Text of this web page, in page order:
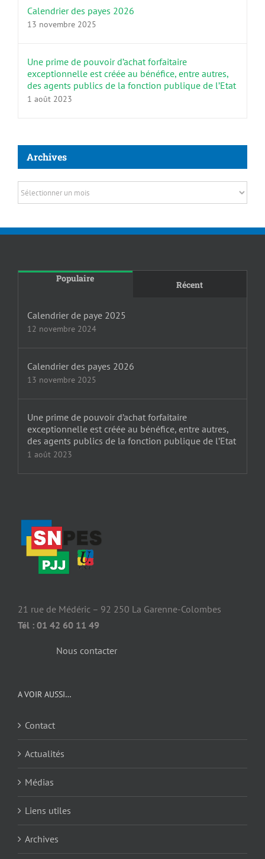
Calendrier des payes 2026
13 novembre 2025
Une prime de pouvoir d’achat forfaitaire
exceptionnelle est créée au bénéfice, entre autres,
des agents publics de la fonction publique de l’Etat
1 août 2023
Archives
Archives
Populaire
Récent
Calendrier de paye 2025
12 novembre 2024
Calendrier des payes 2026
13 novembre 2025
Une prime de pouvoir d’achat forfaitaire
exceptionnelle est créée au bénéfice, entre autres,
des agents publics de la fonction publique de l’Etat
1 août 2023
21 rue de Médéric – 92 250 La Garenne-Colombes
Tél : 01 42 60 11 49
Nous contacter
A VOIR AUSSI…
Contact
Actualités
Médias
Liens utiles
Archives